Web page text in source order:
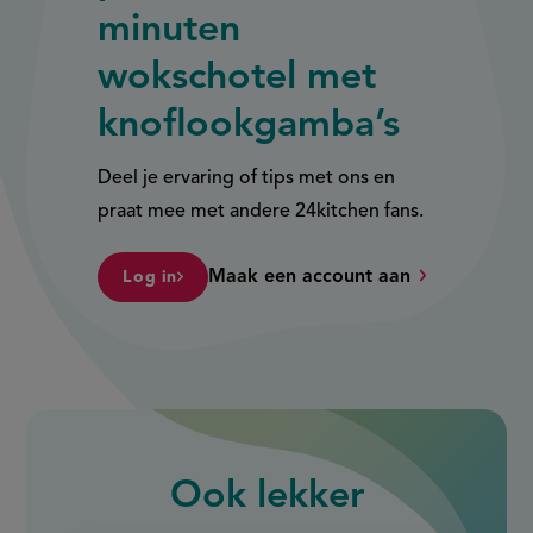
minuten
wokschotel met
knoflookgamba’s
Deel je ervaring of tips met ons en
praat mee met andere 24kitchen fans.
Log in Maak een account aan
Ook lekker